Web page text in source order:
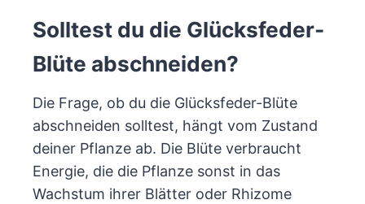
Solltest du die Glücksfeder-
Blüte abschneiden?
Die Frage, ob du die Glücksfeder-Blüte
abschneiden solltest, hängt vom Zustand
deiner Pflanze ab. Die Blüte verbraucht
Energie, die die Pflanze sonst in das
Wachstum ihrer Blätter oder Rhizome